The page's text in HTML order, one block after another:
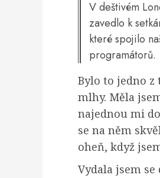
V deštivém
zavedlo k
které spojilo
programátorů.
Bylo to jedno z
mlhy. Měla
najednou mi
se na něm
oheň, když
Vydala jsem